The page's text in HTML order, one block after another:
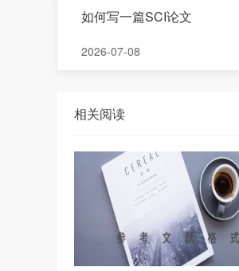
如何写一篇SCI论文
2026-07-08
相关阅读